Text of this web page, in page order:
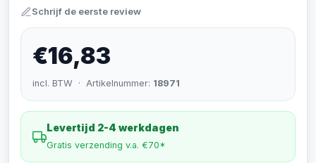
Schrijf de eerste review
€16,83
incl. BTW · Artikelnummer: 18971
Levertijd 2-4 werkdagen
Gratis verzending v.a. €70*